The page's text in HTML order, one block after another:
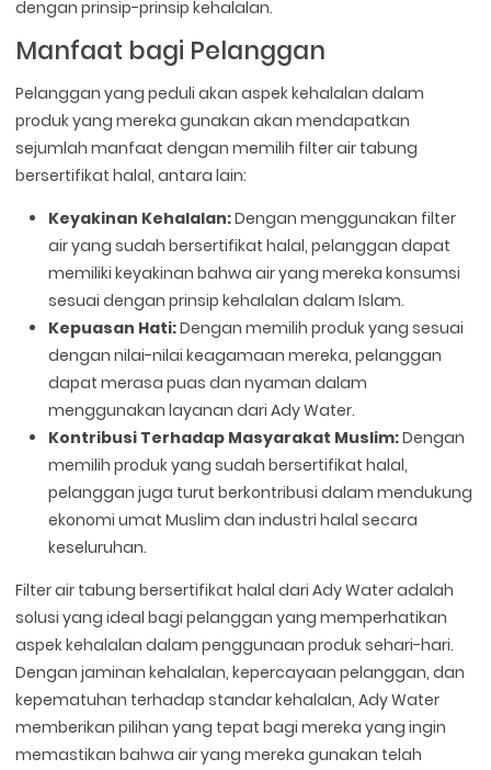
dengan prinsip-prinsip kehalalan.
Manfaat bagi Pelanggan
Pelanggan yang peduli akan aspek kehalalan dalam
produk yang mereka gunakan akan mendapatkan
sejumlah manfaat dengan memilih filter air tabung
bersertifikat halal, antara lain:
Keyakinan Kehalalan:Dengan menggunakan filter
air yang sudah bersertifikat halal, pelanggan dapat
memiliki keyakinan bahwa air yang mereka konsumsi
sesuai dengan prinsip kehalalan dalam Islam.
Kepuasan Hati:Dengan memilih produk yang sesuai
dengan nilai-nilai keagamaan mereka, pelanggan
dapat merasa puas dan nyaman dalam
menggunakan layanan dari Ady Water.
Kontribusi Terhadap Masyarakat Muslim:Dengan
memilih produk yang sudah bersertifikat halal,
pelanggan juga turut berkontribusi dalam mendukung
ekonomi umat Muslim dan industri halal secara
keseluruhan.
Filter air tabung bersertifikat halal dari Ady Water adalah
solusi yang ideal bagi pelanggan yang memperhatikan
aspek kehalalan dalam penggunaan produk sehari-hari.
Dengan jaminan kehalalan, kepercayaan pelanggan, dan
kepematuhan terhadap standar kehalalan, Ady Water
memberikan pilihan yang tepat bagi mereka yang ingin
memastikan bahwa air yang mereka gunakan telah